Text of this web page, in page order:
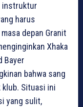
instruktur
harus
depan Granit
Xhaka
Bayer
bahwa sang
klub. Situasi ini
yang sulit,